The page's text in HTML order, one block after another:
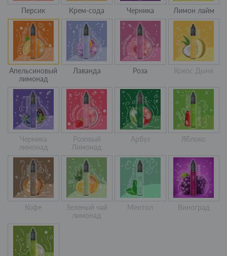
Персик Крем-сода Черника Лимон лайм
Апельсиновый
лимонад
Лаванда Роза Кокос Дыня
Черника
лимонад
Розовый
Лимонад
Арбуз Яблоко
Кофе
Зеленый чай
лимонад
Ментол Виноград